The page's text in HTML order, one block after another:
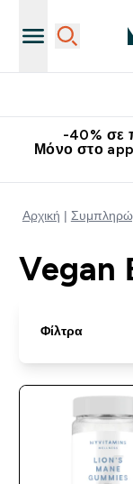
-40% σε
Μόνο στο
Αρχική
Vegan
Φίλτρα